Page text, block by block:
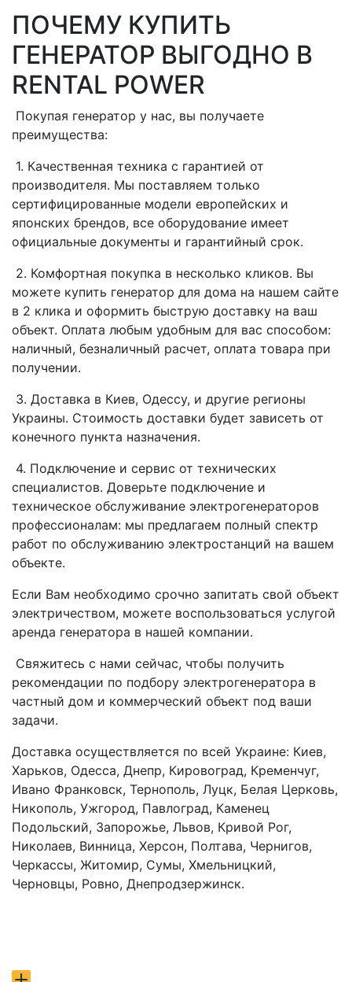
ПОЧЕМУ КУПИТЬ
ГЕНЕРАТОР ВЫГОДНО В
RENTAL POWER
Покупая генератор у нас, вы получаете
преимущества:
1. Качественная техника с гарантией от
производителя. Мы поставляем только
сертифицированные модели европейских и
японских брендов, все оборудование имеет
официальные документы и гарантийный срок.
2. Комфортная покупка в несколько кликов. Вы
можете купить генератор для дома на нашем сайте
в 2 клика и оформить быструю доставку на ваш
объект. Оплата любым удобным для вас способом:
наличный, безналичный расчет, оплата товара при
получении.
3. Доставка в Киев, Одессу, и другие регионы
Украины. Стоимость доставки будет зависеть от
конечного пункта назначения.
4. Подключение и сервис от технических
специалистов. Доверьте подключение и
техническое обслуживание электрогенераторов
профессионалам: мы предлагаем полный спектр
работ по обслуживанию электростанций на вашем
объекте.
Если Вам необходимо срочно запитать свой объект
электричеством, можете воспользоваться услугой
аренда генератора в нашей компании.
Свяжитесь с нами сейчас, чтобы получить
рекомендации по подбору электрогенератора в
частный дом и коммерческий объект под ваши
задачи.
Доставка осуществляется по всей Украине: Киев,
Харьков, Одесса, Днепр, Кировоград, Кременчуг,
Ивано Франковск, Тернополь, Луцк, Белая Церковь,
Никополь, Ужгород, Павлоград, Каменец
Подольский, Запорожье, Львов, Кривой Рог,
Николаев, Винница, Херсон, Полтава, Чернигов,
Черкассы, Житомир, Сумы, Хмельницкий,
Черновцы, Ровно, Днепродзержинск.